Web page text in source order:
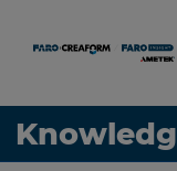
Idioma